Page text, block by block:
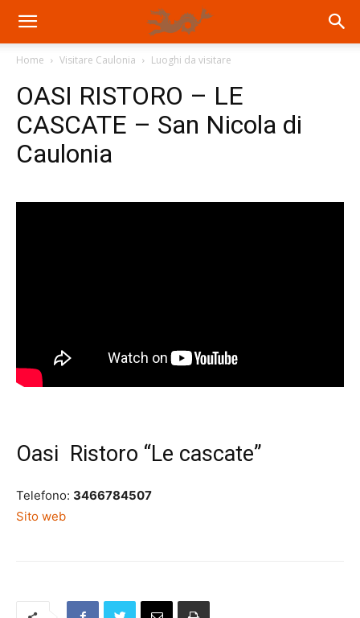
Home Visitare Caulonia Luoghi da visitare
OASI RISTORO – LE
CASCATE – San Nicola di
Caulonia
Oasi Ristoro “Le cascate”
Telefono: 3466784507
Sito web